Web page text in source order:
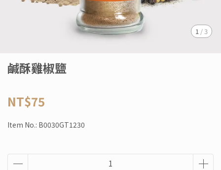
1 /3
鹹酥雞椒鹽
NT$75
Item No.: B0030GT1230